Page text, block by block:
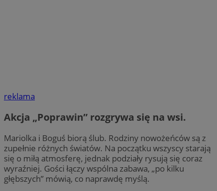
reklama
Akcja „Poprawin” rozgrywa się na wsi.
Mariolka i Boguś biorą ślub. Rodziny nowożeńców są z
zupełnie różnych światów. Na początku wszyscy starają
się o miłą atmosferę, jednak podziały rysują się coraz
wyraźniej. Gości łączy wspólna zabawa, „po kilku
głębszych” mówią, co naprawdę myślą.